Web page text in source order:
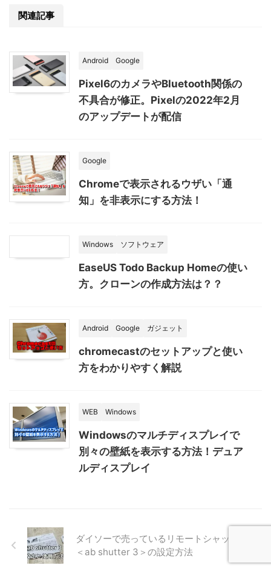
関連記事
Android Google
Pixel6のカメラやBluetooth関係の
不具合が修正。Pixelの2022年2月
のアップデートが配信
Google
Chromeで表示されるウザい「通
知」を非表示にする方法！
Windows ソフトウェア
EaseUS Todo Backup Homeの使い
方。クローンの作成方法は？？
Android Google ガジェット
chromecastのセットアップと使い
方をわかりやすく解説
WEB Windows
Windowsのマルチディスプレイで
別々の壁紙を表示する方法！デュア
ルディスプレイ
ダイソーで売っているリモートシャッター
＜ab shutter 3＞の設定方法